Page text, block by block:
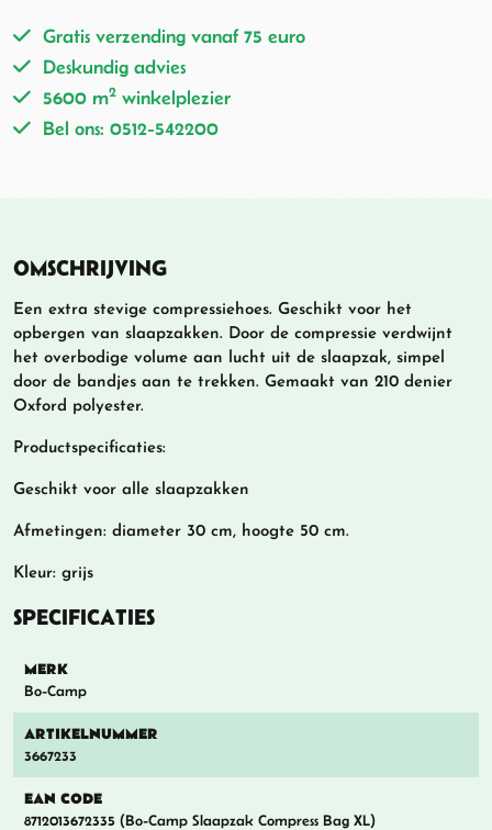
Gratis verzending vanaf 75 euro
Deskundig advies
5600 m2 winkelplezier
Bel ons: 0512-542200
OMSCHRIJVING
Een extra stevige compressiehoes. Geschikt voor het
opbergen van slaapzakken. Door de compressie verdwijnt
het overbodige volume aan lucht uit de slaapzak, simpel
door de bandjes aan te trekken. Gemaakt van 210 denier
Oxford polyester.
Productspecificaties:
Geschikt voor alle slaapzakken
Afmetingen: diameter 30 cm, hoogte 50 cm.
Kleur: grijs
SPECIFICATIES
MERK
Bo-Camp
ARTIKELNUMMER
3667233
EAN CODE
8712013672335 (Bo-Camp Slaapzak Compress Bag XL)